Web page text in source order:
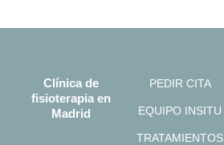
Clínica de
fisioterapia en
Madrid
PEDIR CITA
EQUIPO INSITU
TRATAMIENTOS